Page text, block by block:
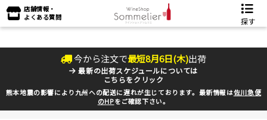
店舗情報・
よくある質問
探す
今から注文で最短8月6日(木)出荷
最新の出荷スケジュールについては
こちらをクリック
熊本地震の影響により九州への配送に遅れが生じております。最新情報は佐川急便
のHPをご確認下さい。